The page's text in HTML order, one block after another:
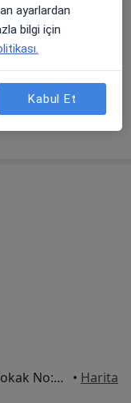
Öğretmenevleri Mahallesi 460. Sokak No:48, Konyaaltı • Harita
ayarlardan
bilgi için
Kabul Et